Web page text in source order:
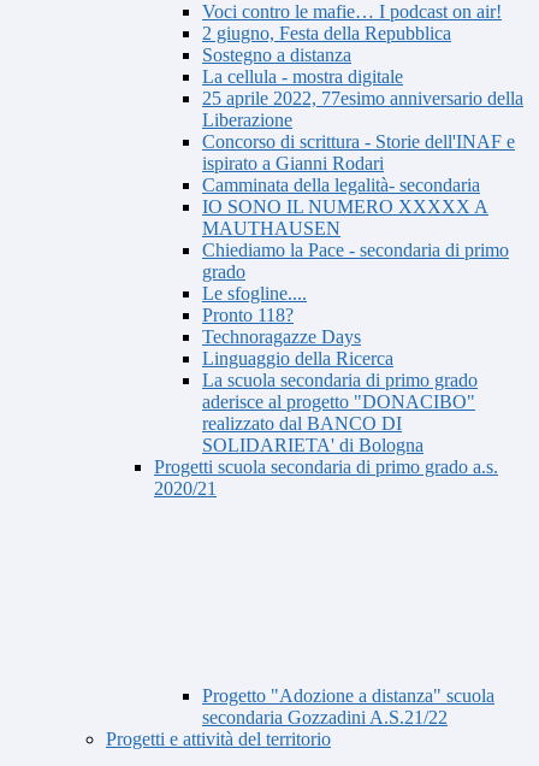
Voci contro le mafie… I podcast on air!
2 giugno, Festa della Repubblica
Sostegno a distanza
La cellula - mostra digitale
25 aprile 2022, 77esimo anniversario della
Liberazione
Concorso di scrittura - Storie dell'INAF e
ispirato a Gianni Rodari
Camminata della legalità- secondaria
IO SONO IL NUMERO XXXXX A
MAUTHAUSEN
Chiediamo la Pace - secondaria di primo
grado
Le sfogline....
Pronto 118?
Technoragazze Days
Linguaggio della Ricerca
La scuola secondaria di primo grado
aderisce al progetto "DONACIBO"
realizzato dal BANCO DI
SOLIDARIETA' di Bologna
Progetti scuola secondaria di primo grado a.s.
2020/21
Progetto "Adozione a distanza" scuola
secondaria Gozzadini A.S.21/22
Progetti e attività del territorio